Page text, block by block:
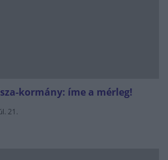
kormány: íme a mérleg!
21.